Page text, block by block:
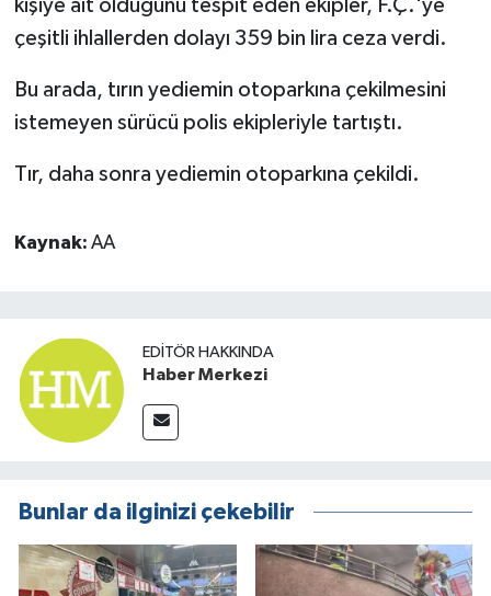
kişiye ait olduğunu tespit eden ekipler, F.Ç.'ye
çeşitli ihlallerden dolayı 359 bin lira ceza verdi.
Bu arada, tırın yediemin otoparkına çekilmesini
istemeyen sürücü polis ekipleriyle tartıştı.
Tır, daha sonra yediemin otoparkına çekildi.
Kaynak: AA
EDITÖR HAKKINDA
Haber Merkezi
Bunlar da ilginizi çekebilir